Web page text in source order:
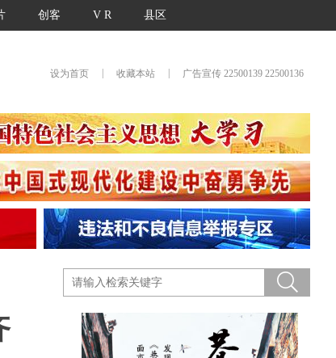
创客 V R 县区
设为首页 收藏本站 广告宣传 22500139 22500136